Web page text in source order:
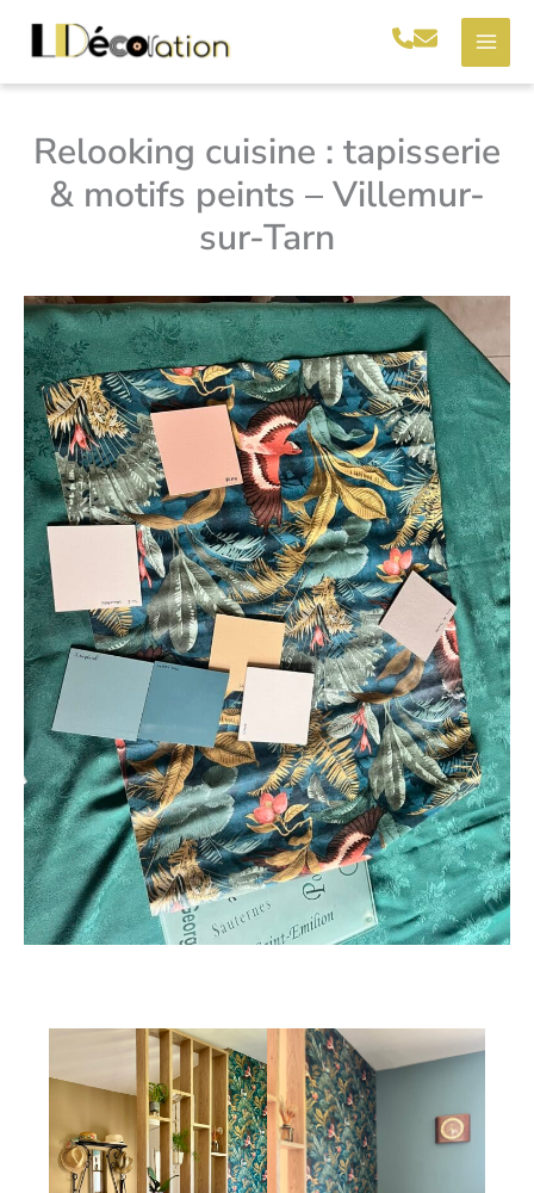
Relooking cuisine : tapisserie
& motifs peints – Villemur-
sur-Tarn